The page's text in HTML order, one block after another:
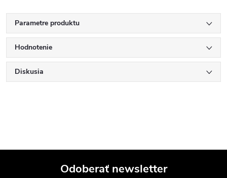
Parametre produktu
Hodnotenie
Diskusia
Odoberať newsletter